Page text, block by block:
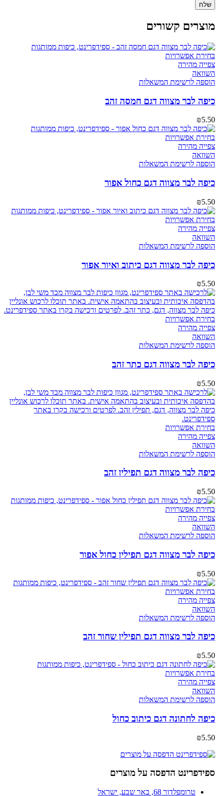
מוצרים קשורים
בחירת אפשרויות
צפייה מהירה
השוואה
הוספה לרשימת המשאלות
כיפה לבר מצווה דגם חמסה זהב
₪5.50
בחירת אפשרויות
צפייה מהירה
השוואה
הוספה לרשימת המשאלות
כיפה לבר מצווה דגם כחול אפור
₪5.50
בחירת אפשרויות
צפייה מהירה
השוואה
הוספה לרשימת המשאלות
כיפה לבר מצווה דגם כיתוב ואיור אפור
₪5.50
בחירת אפשרויות
צפייה מהירה
השוואה
הוספה לרשימת המשאלות
כיפה לבר מצווה דגם כתר זהב
₪5.50
בחירת אפשרויות
צפייה מהירה
השוואה
הוספה לרשימת המשאלות
כיפה לבר מצווה דגם תפילין זהב
₪5.50
בחירת אפשרויות
צפייה מהירה
השוואה
הוספה לרשימת המשאלות
כיפה לבר מצווה דגם תפילין כחול אפור
₪5.50
בחירת אפשרויות
צפייה מהירה
השוואה
הוספה לרשימת המשאלות
כיפה לבר מצווה דגם תפילין שחור זהב
₪5.50
בחירת אפשרויות
צפייה מהירה
השוואה
הוספה לרשימת המשאלות
כיפה לחתונה דגם כיתוב כחול
₪5.50
ספידפרינט הדפסה על מוצרים
טרומפלדור 68, באר שבע, ישראל